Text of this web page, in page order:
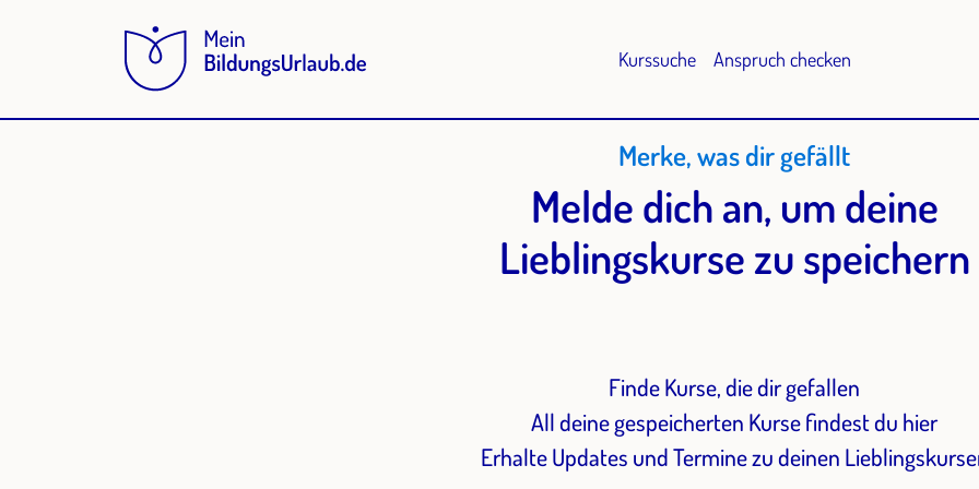
Kurssuche Anspruch checken
Merke, was dir gefällt
Melde dich an, um deine
Lieblingskurse zu speichern
Finde Kurse, die dir gefallen
All deine gespeicherten Kurse findest du hier
Erhalte Updates und Termine zu deinen